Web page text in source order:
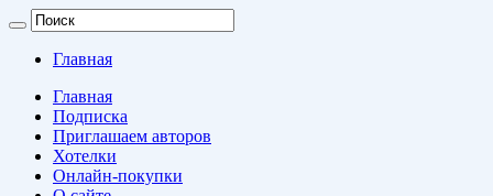
Главная
Главная
Подписка
Приглашаем авторов
Хотелки
Онлайн-покупки